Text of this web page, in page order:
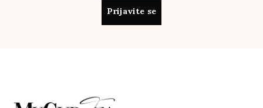
Prijavite se